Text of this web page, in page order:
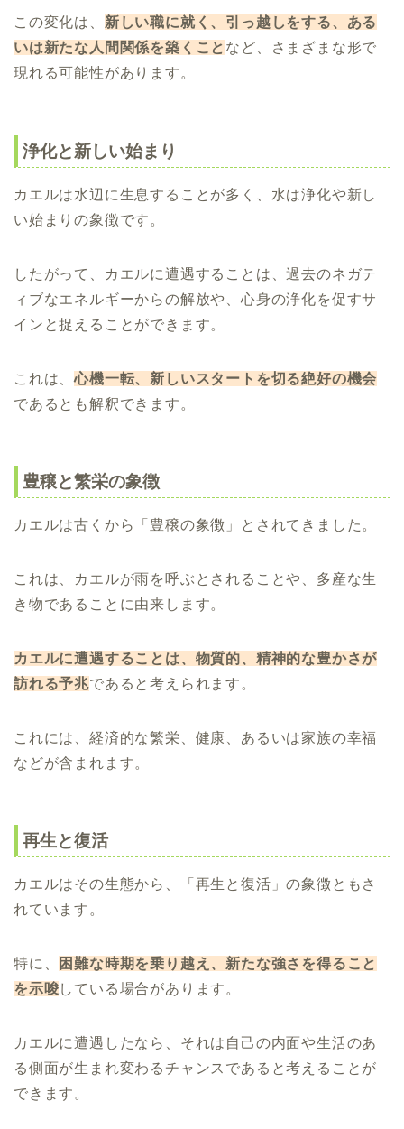
この変化は、 新しい職に就く、引っ越しをする、ある
いは新たな人間関係を築くこと など、さまざまな形で
現れる可能性があります。
浄化と新しい始まり
カエルは水辺に生息することが多く、水は浄化や新し
い始まりの象徴です。
したがって、カエルに遭遇することは、過去のネガテ
ィブなエネルギーからの解放や、心身の浄化を促すサ
インと捉えることができます。
これは、心機一転、新しいスタートを切る絶好の機会
であるとも解釈できます。
豊穣と繁栄の象徴
カエルは古くから「豊穣の象徴」とされてきました。
これは、カエルが雨を呼ぶとされることや、多産な生
き物であることに由来します。
カエルに遭遇することは、物質的、精神的な豊かさが
訪れる予兆であると考えられます。
これには、経済的な繁栄、健康、あるいは家族の幸福
などが含まれます。
再生と復活
カエルはその生態から、「再生と復活」の象徴ともさ
れています。
特に、
困難な時期を乗り越え、新たな強さを得ること
を示唆している場合があります。
カエルに遭遇したなら、それは自己の内面や生活のあ
る側面が生まれ変わるチャンスであると考えることが
できます。